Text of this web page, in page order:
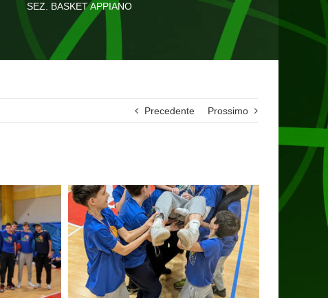
SEZ. BASKET APPIANO
Precedente Prossimo